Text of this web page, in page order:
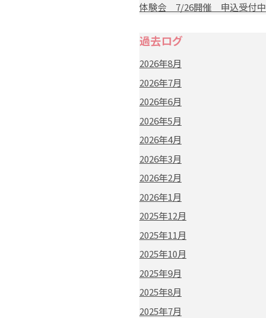
体験会 7/26開催 申込受付中
過去ログ
2026年8月
2026年7月
2026年6月
2026年5月
2026年4月
2026年3月
2026年2月
2026年1月
2025年12月
2025年11月
2025年10月
2025年9月
2025年8月
2025年7月